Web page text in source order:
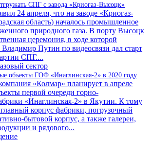
СПГ с завода «Криогаз-Высоцк»
24 апреля, что на заводе «Криогаз-
область) началось промышленное
природного газа. В порту Высоцк
церемония, в ходе которой
Путин по видеосвязи дал старт
СПГ....
сектор
объекты ГОФ «Инаглинская-2» в 2020 году
«Колмар» планирует в апреле
первой очереди горно-
«Инаглинская-2» в Якутии. К тому
корпус фабрики, погрузочный
бытовой корпус, а также галереи,
и рядового...